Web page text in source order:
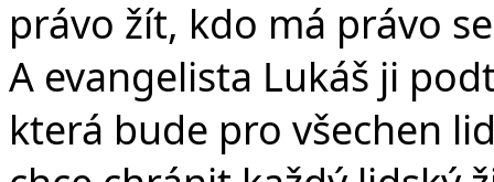
právo žít, kdo má právo
A evangelista Lukáš ji
která bude pro všechen